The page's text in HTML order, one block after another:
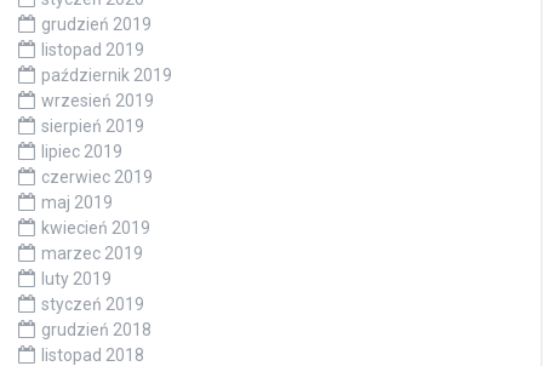
grudzień 2019
listopad 2019
październik 2019
wrzesień 2019
sierpień 2019
lipiec 2019
czerwiec 2019
maj 2019
kwiecień 2019
marzec 2019
luty 2019
styczeń 2019
grudzień 2018
listopad 2018